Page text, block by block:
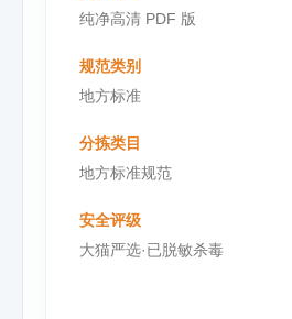
纯净高清 PDF 版
规范类别
地方标准
分拣类目
地方标准规范
安全评级
大猫严选·已脱敏杀毒